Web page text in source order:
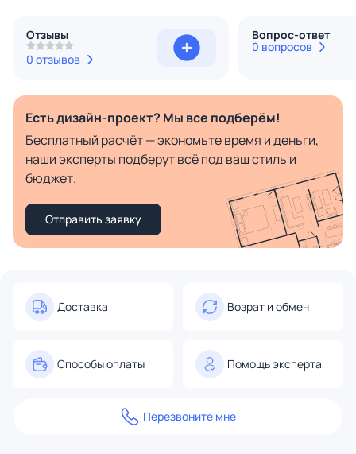
Отзывы
0 отзывов
Вопрос-ответ
0 вопросов
Есть дизайн-проект? Мы все подберём!
Бесплатный расчёт — экономьте время и деньги,
наши эксперты подберут всё под ваш стиль и
бюджет.
Отправить заявку
Доставка Возрат и обмен
Способы оплаты Помощь эксперта
Перезвоните мне